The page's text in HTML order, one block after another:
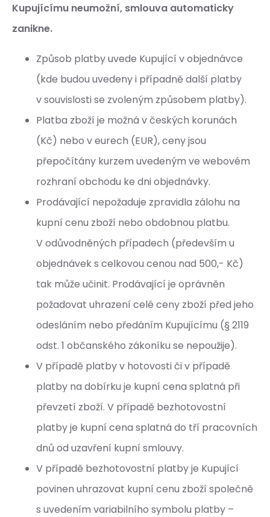
Kupujícímu neumožní, smlouva automaticky
zanikne.
Způsob platby uvede Kupující v objednávce
(kde budou uvedeny i případně další platby
v souvislosti se zvoleným způsobem platby).
Platba zboží je možná v českých korunách
(Kč) nebo v eurech (EUR), ceny jsou
přepočítány kurzem uvedeným ve webovém
rozhraní obchodu ke dni objednávky.
Prodávající nepožaduje zpravidla zálohu na
kupní cenu zboží nebo obdobnou platbu.
V odůvodněných případech (především u
objednávek s celkovou cenou nad 500,- Kč)
tak může učinit. Prodávající je oprávněn
požadovat uhrazení celé ceny zboží před jeho
odesláním nebo předáním Kupujícímu (§ 2119
odst. 1 občanského zákoníku se nepoužije).
V případě platby v hotovosti či v případě
platby na dobírku je kupní cena splatná při
převzetí zboží. V případě bezhotovostní
platby je kupní cena splatná do tří pracovních
dnů od uzavření kupní smlouvy.
V případě bezhotovostní platby je Kupující
povinen uhrazovat kupní cenu zboží společně
s uvedením variabilního symbolu platby –